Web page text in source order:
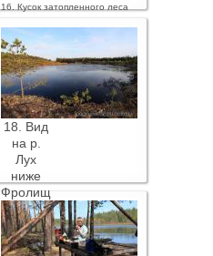
16. Кусок затопленного леса
18. Вид
на р.
Лух
ниже
Фролищ
18. Вид на р. Лух ниже
Фролищ